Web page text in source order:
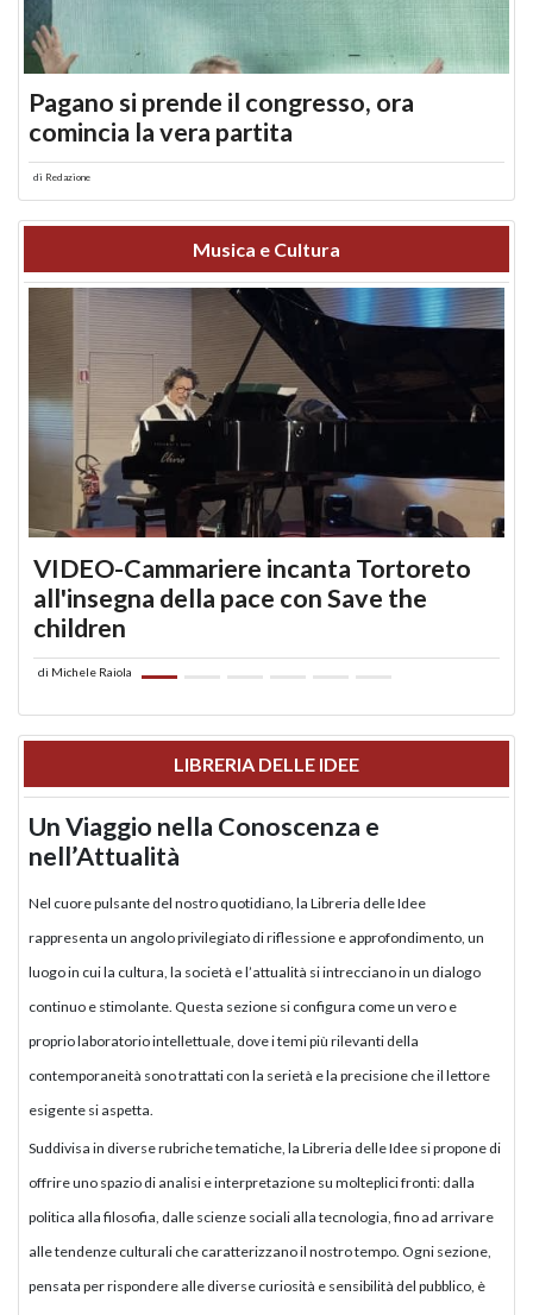
Pagano si prende il congresso, ora
comincia la vera partita
di Redazione
Musica e Cultura
VIDEO-Cammariere incanta Tortoreto
all'insegna della pace con Save the
children
di Michele Raiola
LIBRERIA DELLE IDEE
Un Viaggio nella Conoscenza e
nell’Attualità
Nel cuore pulsante del nostro quotidiano, la Libreria delle Idee
rappresenta un angolo privilegiato di riflessione e approfondimento, un
luogo in cui la cultura, la società e l’attualità si intrecciano in un dialogo
continuo e stimolante. Questa sezione si configura come un vero e
proprio laboratorio intellettuale, dove i temi più rilevanti della
contemporaneità sono trattati con la serietà e la precisione che il lettore
esigente si aspetta.
Suddivisa in diverse rubriche tematiche, la Libreria delle Idee si propone di
offrire uno spazio di analisi e interpretazione su molteplici fronti: dalla
politica alla filosofia, dalle scienze sociali alla tecnologia, fino ad arrivare
alle tendenze culturali che caratterizzano il nostro tempo. Ogni sezione,
pensata per rispondere alle diverse curiosità e sensibilità del pubblico, è